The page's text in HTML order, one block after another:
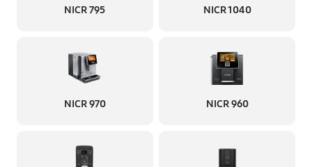
NICR 795 NICR 1040
NICR 970 NICR 960